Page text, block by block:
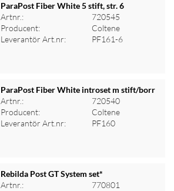
Logga in för priser
ParaPost Fiber White 5 stift, str. 6
Artnr.:
720545
Producent:
Coltene
Leverantör Art.nr:
PF161-6
Logga in för priser
ParaPost Fiber White introset m stift/borr
Artnr.:
720540
Producent:
Coltene
Leverantör Art.nr:
PF160
Rebilda Post GT System set*
Artnr.:
770801